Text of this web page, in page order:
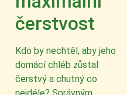
čerstvost
Kdo by nechtěl, aby jeho
domácí chléb zůstal
čerstvý a chutný co